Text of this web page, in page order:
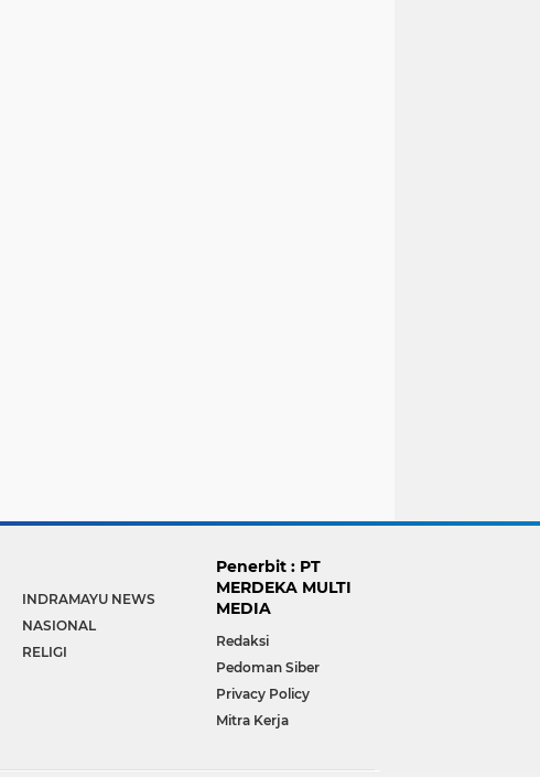
INDRAMAYU NEWS
NASIONAL
RELIGI
Penerbit : PT
MERDEKA MULTI
MEDIA
Redaksi
Pedoman Siber
Privacy Policy
Mitra Kerja